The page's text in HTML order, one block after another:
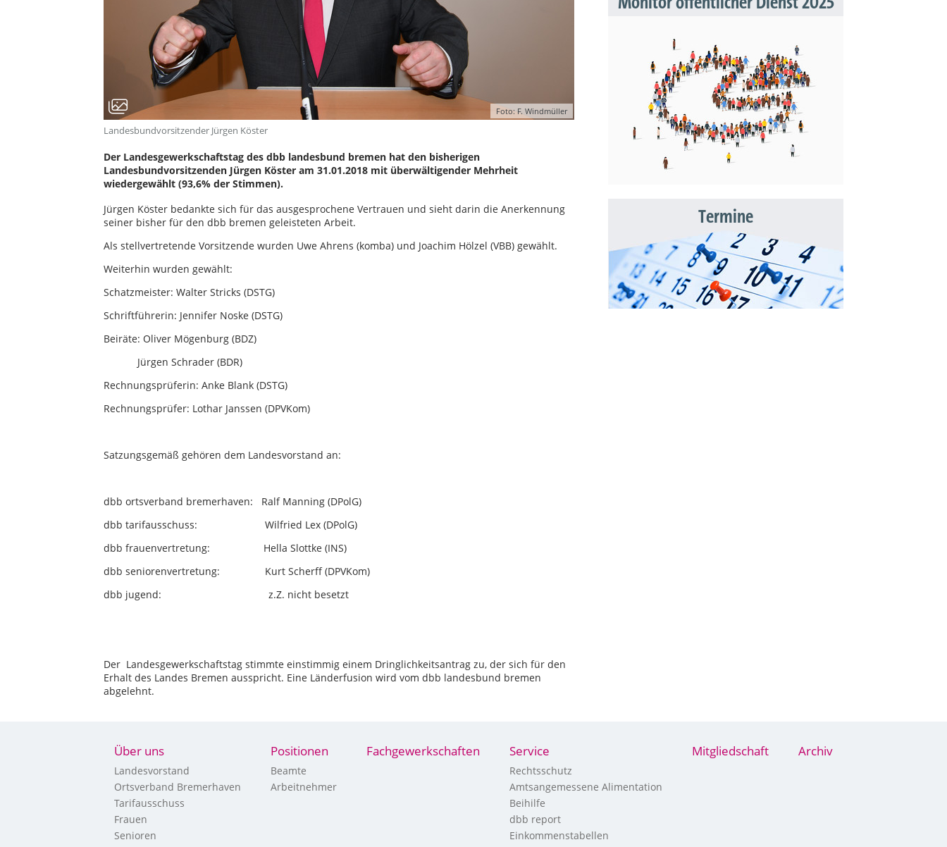
Foto: F. Windmüller
Landesbundvorsitzender Jürgen Köster
Der Landesgewerkschaftstag des dbb landesbund bremen hat den bisherigen
Landesbundvorsitzenden Jürgen Köster am 31.01.2018 mit überwältigender Mehrheit
wiedergewählt (93,6% der Stimmen).
Jürgen Köster bedankte sich für das ausgesprochene Vertrauen und sieht darin die Anerkennung
seiner bisher für den dbb bremen geleisteten Arbeit.
Als stellvertretende Vorsitzende wurden Uwe Ahrens (komba) und Joachim Hölzel (VBB) gewählt.
Weiterhin wurden gewählt:
Schatzmeister: Walter Stricks (DSTG)
Schriftführerin: Jennifer Noske (DSTG)
Beiräte: Oliver Mögenburg (BDZ)
Jürgen Schrader (BDR)
Rechnungsprüferin: Anke Blank (DSTG)
Rechnungsprüfer: Lothar Janssen (DPVKom)
Satzungsgemäß gehören dem Landesvorstand an:
dbb ortsverband bremerhaven: Ralf Manning (DPolG)
dbb tarifausschuss: Wilfried Lex (DPolG)
dbb frauenvertretung: Hella Slottke (INS)
dbb seniorenvertretung: Kurt Scherff (DPVKom)
dbb jugend: z.Z. nicht besetzt
Der Landesgewerkschaftstag stimmte einstimmig einem Dringlichkeitsantrag zu, der sich für den
Erhalt des Landes Bremen ausspricht. Eine Länderfusion wird vom dbb landesbund bremen
abgelehnt.
Termine
Über uns
Landesvorstand
Ortsverband Bremerhaven
Tarifausschuss
Frauen
Senioren
Positionen
Beamte
Arbeitnehmer
Fachgewerkschaften Service
Rechtsschutz
Amtsangemessene Alimentation
Beihilfe
dbb report
Einkommenstabellen
Mitgliedschaft Archiv